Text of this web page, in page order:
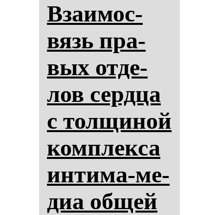
Вза­имос­
вязь пра­
вых от­де­
лов сер­дца
с тол­щи­ной
ком­плек­са
ин­ти­ма-ме­
диа об­щей